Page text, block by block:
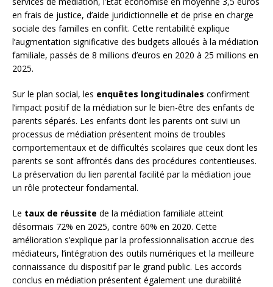
en frais de justice, d’aide juridictionnelle et de prise en charge
sociale des familles en conflit. Cette rentabilité explique
l’augmentation significative des budgets alloués à la médiation
familiale, passés de 8 millions d’euros en 2020 à 25 millions en
2025.
Sur le plan social, les enquêtes longitudinales confirment
l’impact positif de la médiation sur le bien-être des enfants de
parents séparés. Les enfants dont les parents ont suivi un
processus de médiation présentent moins de troubles
comportementaux et de difficultés scolaires que ceux dont les
parents se sont affrontés dans des procédures contentieuses.
La préservation du lien parental facilité par la médiation joue
un rôle protecteur fondamental.
Le taux de réussite de la médiation familiale atteint
désormais 72% en 2025, contre 60% en 2020. Cette
amélioration s’explique par la professionnalisation accrue des
médiateurs, l’intégration des outils numériques et la meilleure
connaissance du dispositif par le grand public. Les accords
conclus en médiation présentent également une durabilité